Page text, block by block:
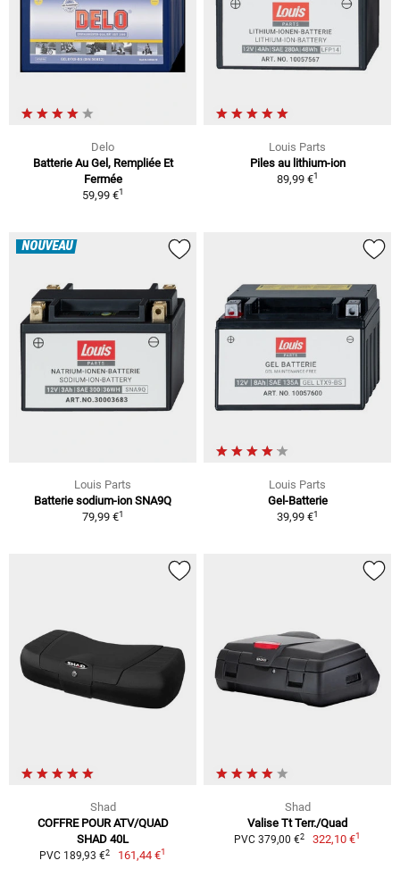
Delo
Batterie Au Gel, Rempliée Et
Fermée
59,99 €1
Louis Parts
Piles au lithium-ion
89,99 €1
NOUVEAU
Louis Parts
Batterie sodium-ion SNA9Q
79,99 €1
Louis Parts
Gel-Batterie
39,99 €1
Shad
COFFRE POUR ATV/QUAD
SHAD 40L
PVC 189,93 €2 161,44 €1
Shad
Valise Tt Terr./Quad
PVC 379,00 €2 322,10 €1